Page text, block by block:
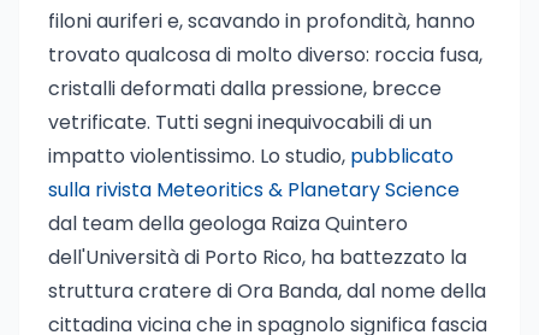
filoni auriferi e, scavando in profondità, hanno
trovato qualcosa di molto diverso: roccia fusa,
cristalli deformati dalla pressione, brecce
vetrificate. Tutti segni inequivocabili di un
impatto violentissimo. Lo studio, pubblicato
sulla rivista Meteoritics & Planetary Science
dal team della geologa Raiza Quintero
dell'Università di Porto Rico, ha battezzato la
struttura cratere di Ora Banda, dal nome della
cittadina vicina che in spagnolo significa fascia